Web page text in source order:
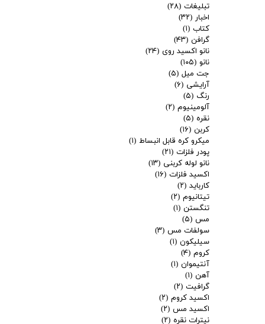
تبلیغات (۲۸)
اخبار (۳۲)
کتاب (۱)
گرافن (۴۳)
نانو اکسید روی (۲۴)
نانو (۱۰۵)
جت میل (۵)
آرایشی (۶)
رنگ (۵)
آلومینیوم (۲)
نقره (۵)
کربن (۱۶)
میکرو کره قابل انبساط (۱)
پودر فلزات (۲۱)
نانو لوله کربنی (۱۳)
اکسید فلزات (۱۶)
کارباید (۲)
تیتانیوم (۲)
تنگستن (۱)
مس (۵)
سولفات مس (۳)
سیلیکون (۱)
کروم (۴)
آنتیموان (۱)
آهن (۱)
گرافیت (۲)
اکسید کروم (۲)
اکسید مس (۲)
نیترات نقره (۲)